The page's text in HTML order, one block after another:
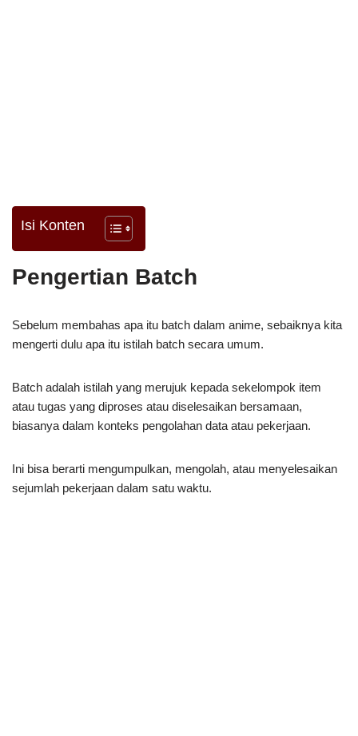
Isi Konten
Pengertian Batch
Sebelum membahas apa itu batch dalam anime, sebaiknya kita
mengerti dulu apa itu istilah batch secara umum.
Batch adalah istilah yang merujuk kepada sekelompok item
atau tugas yang diproses atau diselesaikan bersamaan,
biasanya dalam konteks pengolahan data atau pekerjaan.
Ini bisa berarti mengumpulkan, mengolah, atau menyelesaikan
sejumlah pekerjaan dalam satu waktu.